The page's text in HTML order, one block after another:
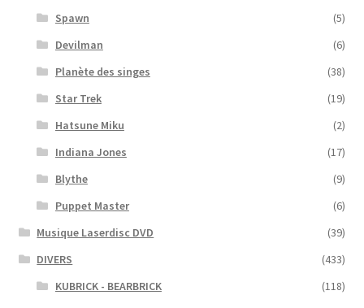
Spawn
(5)
Devilman
(6)
Planète des singes
(38)
Star Trek
(19)
Hatsune Miku
(2)
Indiana Jones
(17)
Blythe
(9)
Puppet Master
(6)
Musique Laserdisc DVD
(39)
DIVERS
(433)
KUBRICK - BEARBRICK
(118)